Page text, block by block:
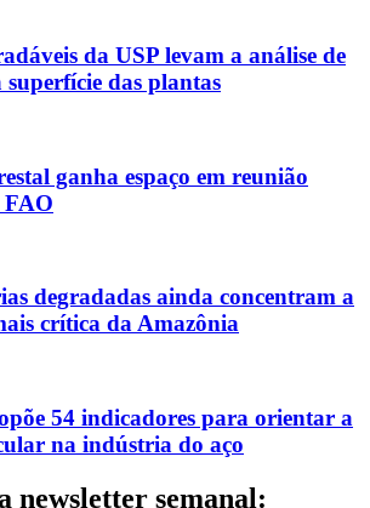
da USP levam a análise de
superfície das plantas
ganha espaço em reunião
degradadas ainda concentram a
crítica da Amazônia
54 indicadores para orientar a
na indústria do aço
newsletter semanal: